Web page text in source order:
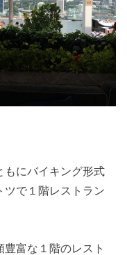
もにバイキング形式
ツで１階レストラン
富な１階のレスト